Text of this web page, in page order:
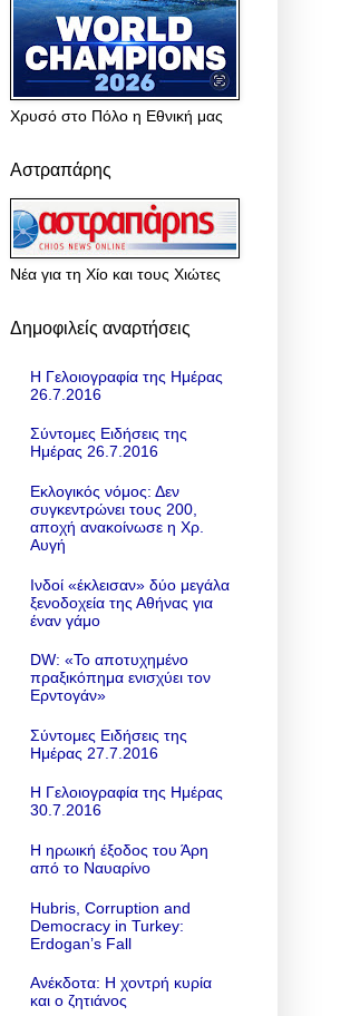
Χρυσό στο Πόλο η Εθνική μας
Αστραπάρης
Νέα για τη Χίο και τους Χιώτες
Δημοφιλείς αναρτήσεις
Η Γελοιογραφία της Ημέρας
26.7.2016
Σύντομες Ειδήσεις της
Ημέρας 26.7.2016
Εκλογικός νόμος: Δεν
συγκεντρώνει τους 200,
αποχή ανακοίνωσε η Χρ.
Αυγή
Ινδοί «έκλεισαν» δύο μεγάλα
ξενοδοχεία της Αθήνας για
έναν γάμο
DW: «To αποτυχημένο
πραξικόπημα ενισχύει τον
Ερντογάν»
Σύντομες Ειδήσεις της
Ημέρας 27.7.2016
Η Γελοιογραφία της Ημέρας
30.7.2016
Η ηρωική έξοδος του Άρη
από το Ναυαρίνο
Hubris, Corruption and
Democracy in Turkey:
Erdogan’s Fall
Ανέκδοτα: Η χοντρή κυρία
και ο ζητιάνος